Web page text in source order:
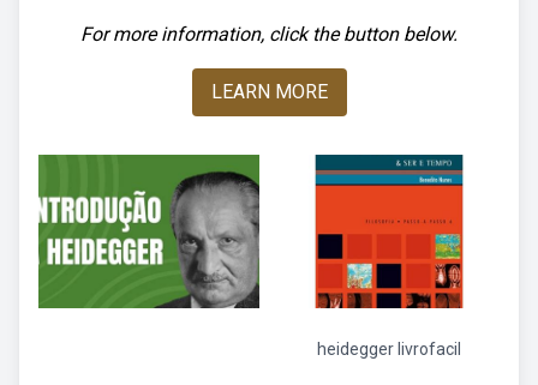
For more information, click the button below.
LEARN MORE
heidegger livrofacil